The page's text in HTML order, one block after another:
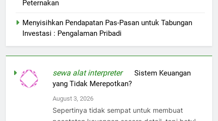
Peternakan
Menyisihkan Pendapatan Pas-Pasan untuk Tabungan
Investasi : Pengalaman Pribadi
sewa alat interpreteronSistem Keuangan
yang Tidak Merepotkan?
August 3, 2026
Sepertinya tidak sempat untuk membuat